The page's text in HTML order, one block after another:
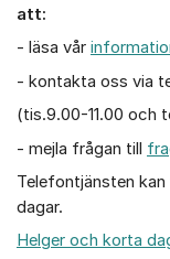
att:
- läsa vår
- kontakta oss via
(tis.9.00-11.00 och
- mejla frågan till
Telefontjänsten
dagar.
Helger och korta